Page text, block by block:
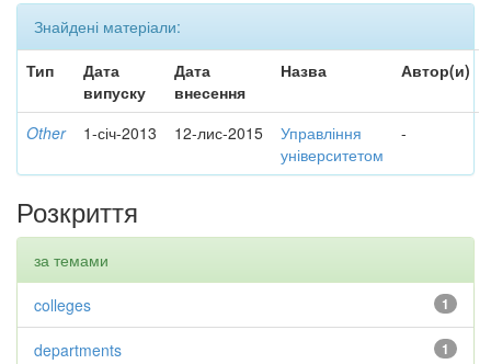
Знайдені матеріали:
Тип
Дата
випуску
Дата
внесення
Назва Автор(и)
Other 1-січ-2013 12-лис-2015
Управління
університетом
-
Розкриття
за темами
1
colleges
1
departments